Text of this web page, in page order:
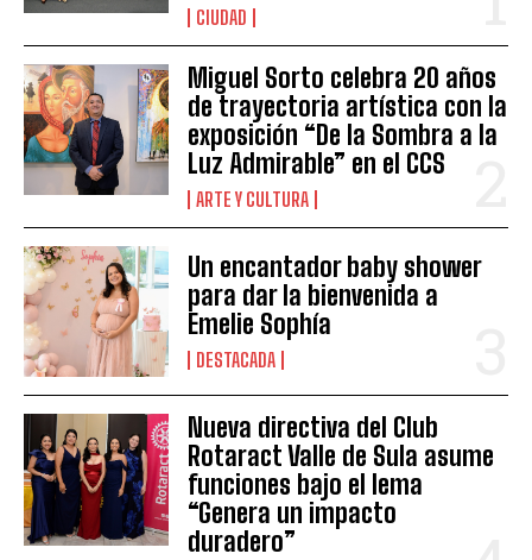
CIUDAD
Miguel Sorto celebra 20 años
de trayectoria artística con la
exposición “De la Sombra a la
Luz Admirable” en el CCS
ARTE Y CULTURA
Un encantador baby shower
para dar la bienvenida a
Emelie Sophía
DESTACADA
Nueva directiva del Club
Rotaract Valle de Sula asume
funciones bajo el lema
“Genera un impacto
duradero”